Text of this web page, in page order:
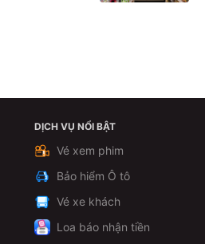
Xem chi tiếtDỊCH VỤ NỔI BẬT
Vé xem phim
Bảo hiểm Ô tô
Vé xe khách
Loa báo nhận tiền